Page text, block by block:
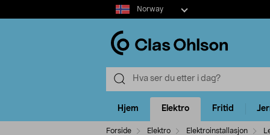
Select
market
Norway
Hjem Elektro Fritid
Forside Elektro Elektroinstallasjon